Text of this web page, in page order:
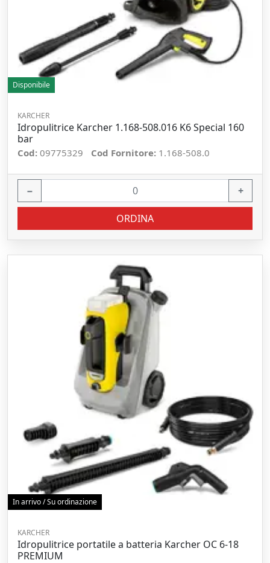
Disponibile
KARCHER
Idropulitrice Karcher 1.168-508.016 K6 Special 160
bar
Cod: 09775329 Cod Fornitore: 1.168-508.0
− +
ORDINA
In arrivo / Su ordinazione
KARCHER
Idropulitrice portatile a batteria Karcher OC 6-18
PREMIUM